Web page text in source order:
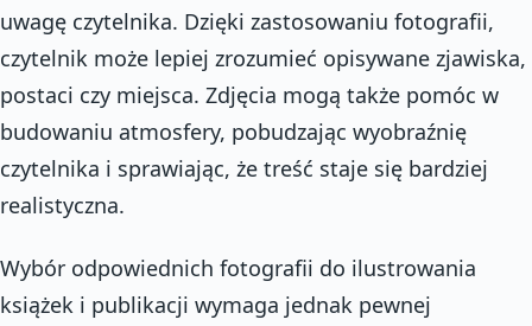
uwagę czytelnika. Dzięki zastosowaniu fotografii,
czytelnik może lepiej zrozumieć opisywane zjawiska,
postaci czy miejsca. Zdjęcia mogą także pomóc w
budowaniu atmosfery, pobudzając wyobraźnię
czytelnika i sprawiając, że treść staje się bardziej
realistyczna.
Wybór odpowiednich fotografii do ilustrowania
książek i publikacji wymaga jednak pewnej